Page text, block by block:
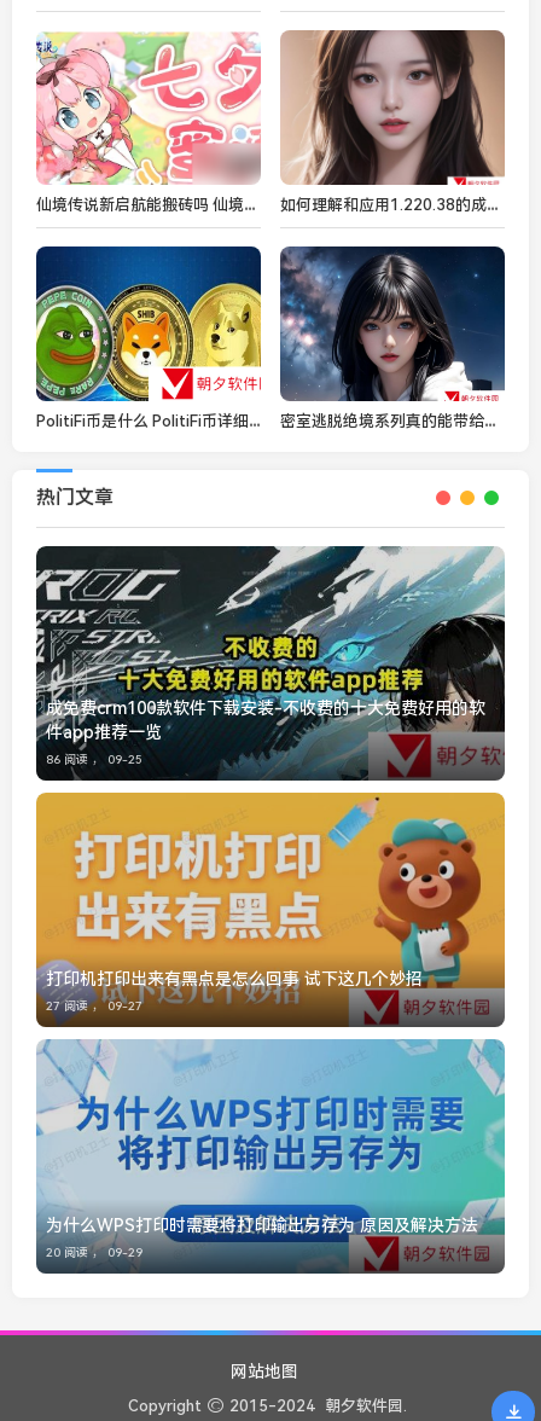
仙境传说新启航能搬砖吗 仙境传说新启航搬砖攻略 如何理解和应用1.220.38的成色标准？
PolitiFi币是什么 PolitiFi币详细一览 密室逃脱绝境系列真的能带给玩家全新的体验吗？
热门文章
成免费crm100款软件下载安装-不收费的十大免费好用的软
件app推荐一览
86 阅读 ， 09-25
打印机打印出来有黑点是怎么回事 试下这几个妙招
27 阅读 ， 09-27
为什么WPS打印时需要将打印输出另存为 原因及解决方法
20 阅读 ， 09-29
网站地图
Copyright 2015-2024 朝夕软件园.